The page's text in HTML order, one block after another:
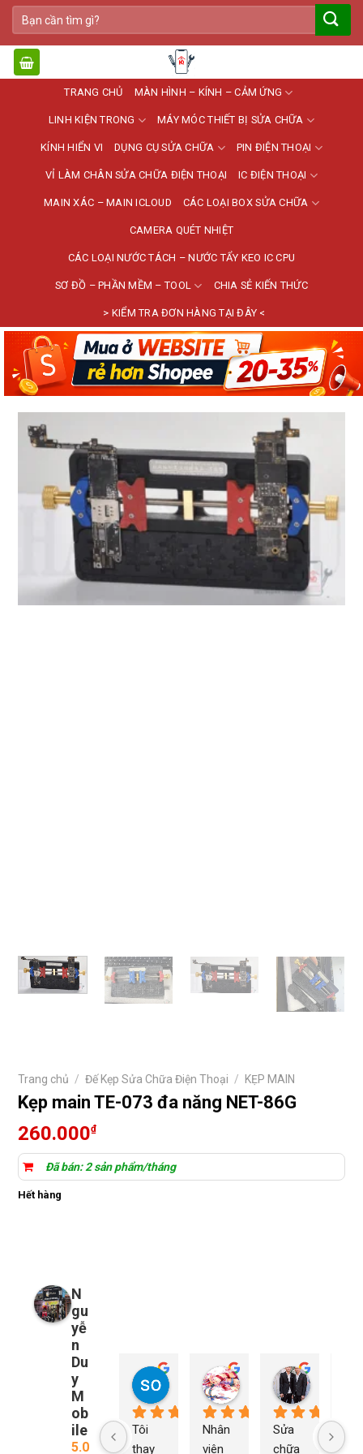
Bỏ
qua
nội
dung
Tìm
kiếm:
TRANG CHỦ MÀN HÌNH – KÍNH – CẢM ỨNG
LINH KIỆN TRONG MÁY MÓC THIẾT BỊ SỬA CHỮA
KÍNH HIỂN VI DỤNG CỤ SỬA CHỮA PIN ĐIỆN THOẠI
VỈ LÀM CHÂN SỬA CHỮA ĐIỆN THOẠI IC ĐIỆN THOẠI
MAIN XÁC – MAIN ICLOUD CÁC LOẠI BOX SỬA CHỮA
CAMERA QUÉT NHIỆT
CÁC LOẠI NƯỚC TÁCH – NƯỚC TẨY KEO IC CPU
SƠ ĐỒ – PHẦN MỀM – TOOL CHIA SẺ KIẾN THỨC
> KIỂM TRA ĐƠN HÀNG TẠI ĐÂY <
Trang chủ / Đế Kẹp Sửa Chữa Điện Thoại / KẸP MAIN
Kẹp main TE-073 đa năng NET-86G
260.000₫
Đã bán: 2 sản phẩm/tháng
Hết hàng
N
gu
yễ
n
Du
y
M
ob
ile
5.0
so young
2 năm trước
Tôi
thay
My Nguyễn
2 năm trước
Nhân
viên
Sửa
chữa
n